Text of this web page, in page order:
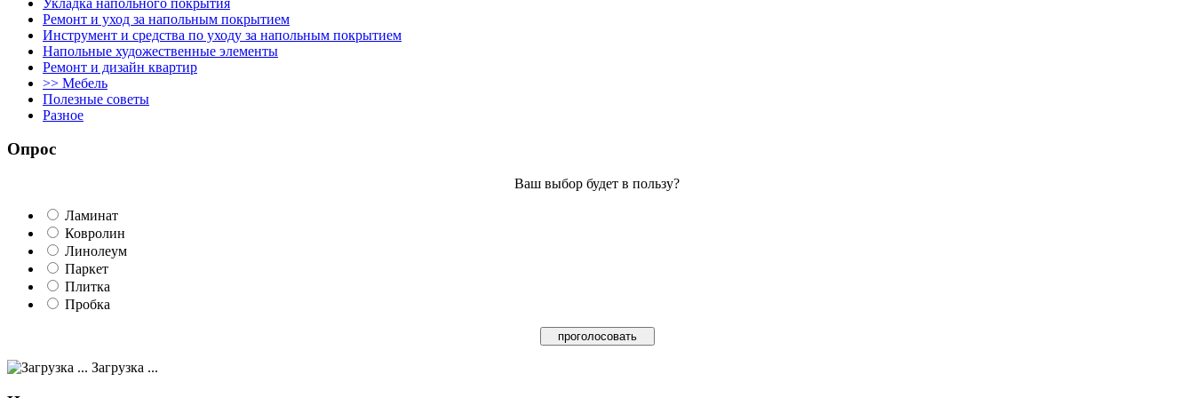
Ремонт и уход за напольным покрытием
Инструмент и средства по уходу за напольным покрытием
Напольные художественные элементы
Ремонт и дизайн квартир
>> Мебель
Полезные советы
Разное
Опрос
Ваш выбор будет в пользу?
Ламинат
Ковролин
Линолеум
Паркет
Плитка
Пробка
Загрузка ...